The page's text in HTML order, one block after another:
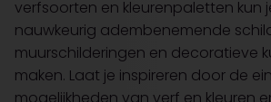
verfsoorten en kleurenpaletten kun
nauwkeurig adembenemende
muurschilderingen en decoratieve
maken. Laat je inspireren door de
mogelijkheden van verf en kleuren